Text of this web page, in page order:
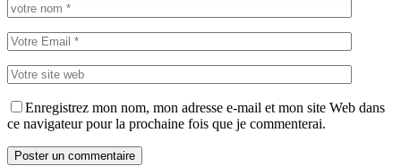
Enregistrez mon nom, mon adresse e-mail et mon site Web dans
ce navigateur pour la prochaine fois que je commenterai.